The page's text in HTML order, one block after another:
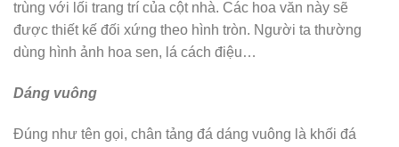
trùng với lối trang trí của cột nhà. Các hoa văn này sẽ
được thiết kế đối xứng theo hình tròn. Người ta thường
dùng hình ảnh hoa sen, lá cách điệu…
Dáng vuông
Đúng như tên gọi, chân tảng đá dáng vuông là khối đá